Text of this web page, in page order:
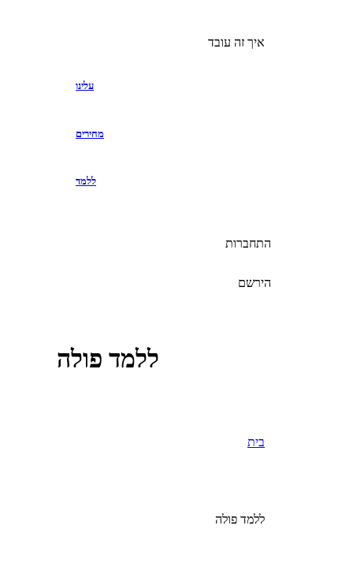
איך זה עובד
עלינו
מחירים
ללמד
התחברות
הירשם
ללמד פולה
בית
ללמד פולה